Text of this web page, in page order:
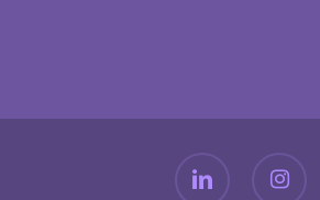
linkedin instagram